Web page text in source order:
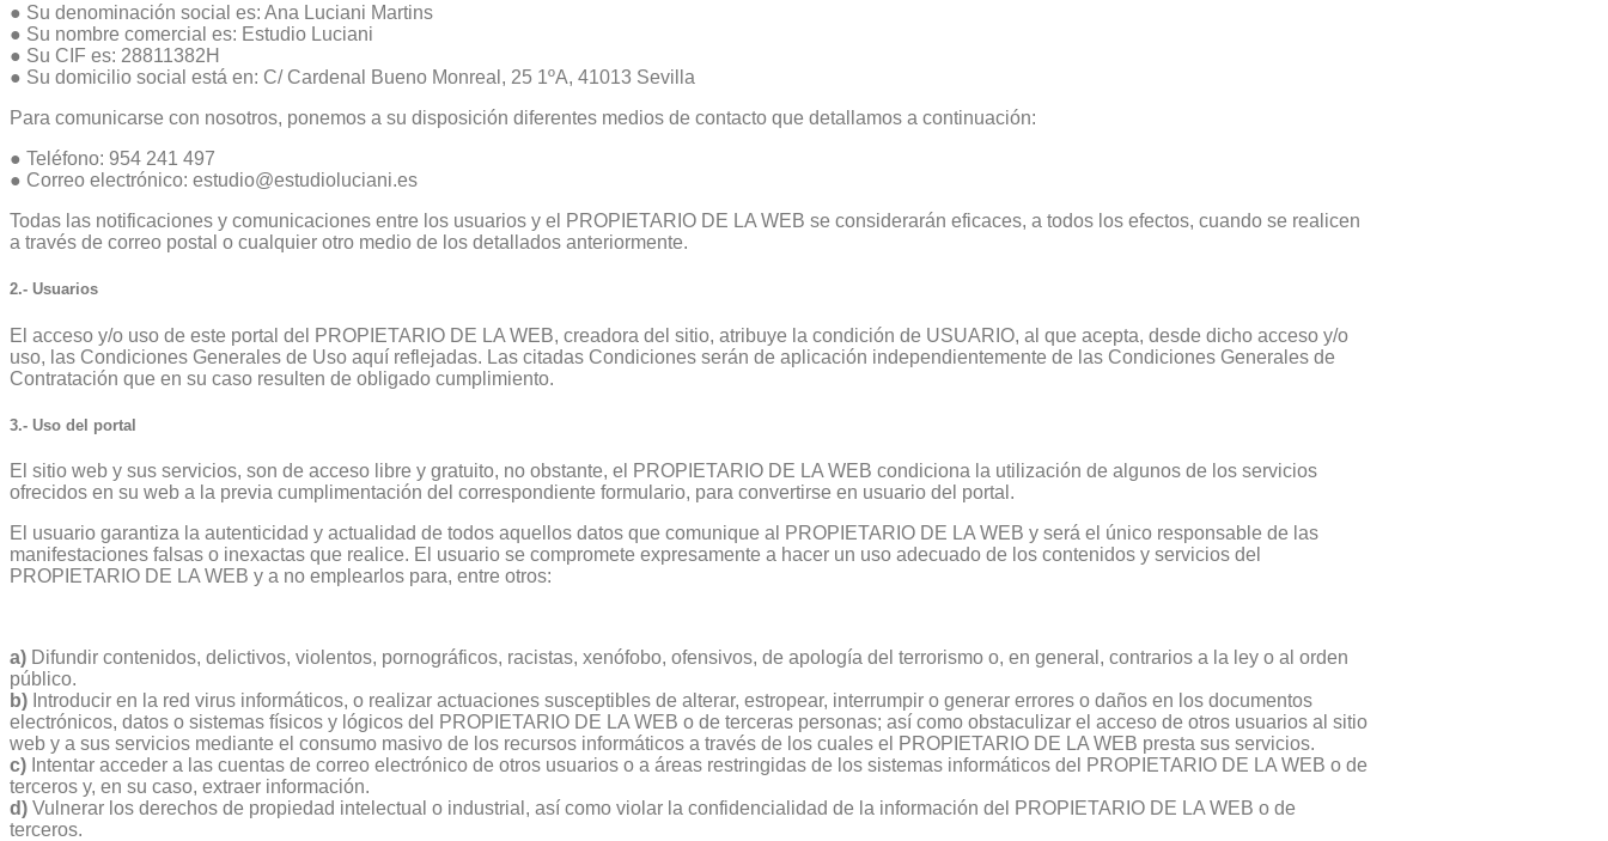
● Su denominación social es: Ana Luciani Martins
● Su nombre comercial es: Estudio Luciani
● Su CIF es: 28811382H
● Su domicilio social está en: C/ Cardenal Bueno Monreal, 25 1ºA, 41013 Sevilla
Para comunicarse con nosotros, ponemos a su disposición diferentes medios de contacto que detallamos a continuación:
● Teléfono: 954 241 497
● Correo electrónico: estudio@estudioluciani.es
Todas las notificaciones y comunicaciones entre los usuarios y el PROPIETARIO DE LA WEB se considerarán eficaces, a todos los efectos, cuando se realicen
a través de correo postal o cualquier otro medio de los detallados anteriormente.
2.- Usuarios
El acceso y/o uso de este portal del PROPIETARIO DE LA WEB, creadora del sitio, atribuye la condición de USUARIO, al que acepta, desde dicho acceso y/o
uso, las Condiciones Generales de Uso aquí reflejadas. Las citadas Condiciones serán de aplicación independientemente de las Condiciones Generales de
Contratación que en su caso resulten de obligado cumplimiento.
3.- Uso del portal
El sitio web y sus servicios, son de acceso libre y gratuito, no obstante, el PROPIETARIO DE LA WEB condiciona la utilización de algunos de los servicios
ofrecidos en su web a la previa cumplimentación del correspondiente formulario, para convertirse en usuario del portal.
El usuario garantiza la autenticidad y actualidad de todos aquellos datos que comunique al PROPIETARIO DE LA WEB y será el único responsable de las
manifestaciones falsas o inexactas que realice. El usuario se compromete expresamente a hacer un uso adecuado de los contenidos y servicios del
PROPIETARIO DE LA WEB y a no emplearlos para, entre otros:
a) Difundir contenidos, delictivos, violentos, pornográficos, racistas, xenófobo, ofensivos, de apología del terrorismo o, en general, contrarios a la ley o al orden
público.
b) Introducir en la red virus informáticos, o realizar actuaciones susceptibles de alterar, estropear, interrumpir o generar errores o daños en los documentos
electrónicos, datos o sistemas físicos y lógicos del PROPIETARIO DE LA WEB o de terceras personas; así como obstaculizar el acceso de otros usuarios al sitio
web y a sus servicios mediante el consumo masivo de los recursos informáticos a través de los cuales el PROPIETARIO DE LA WEB presta sus servicios.
c) Intentar acceder a las cuentas de correo electrónico de otros usuarios o a áreas restringidas de los sistemas informáticos del PROPIETARIO DE LA WEB o de
terceros y, en su caso, extraer información.
d) Vulnerar los derechos de propiedad intelectual o industrial, así como violar la confidencialidad de la información del PROPIETARIO DE LA WEB o de
terceros.